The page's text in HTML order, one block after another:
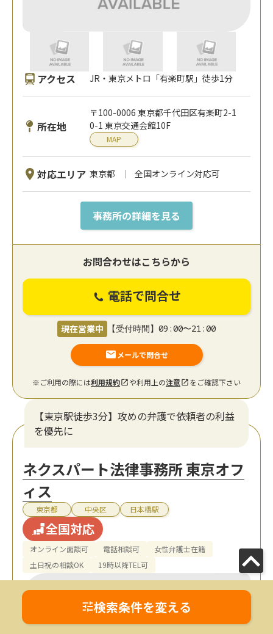
アクセス JR・東京メトロ「有楽町駅」徒歩1分
所在地
〒100-0006 東京都千代田区有楽町2-1
0-1 東京交通会館10F
MAP
対応エリア 東京都 全国オンライン対応可
事務所の詳細を見る
お問合わせはこちらから
電話で問合せ
現在営業中 【受付時間】09:00〜21:00
メールで問合せ
※ご利用の際には利用規約 や利用上の注意 をご確認下さい
【東京駅徒歩3分】攻めの弁護で依頼者の利益
を優先に
ネクスパート法律事務所 東京オフ
ィス
東京都 中央区 日本橋駅
全国対応
オンライン面談可 電話相談可
女性弁護士在籍
土日祝の相談OK
19時以降TEL可
検索条件を変える